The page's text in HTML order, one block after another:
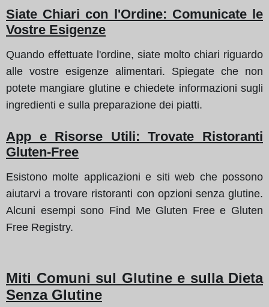
Siate Chiari con l'Ordine: Comunicate le
Vostre Esigenze
Quando effettuate l'ordine, siate molto chiari riguardo
alle vostre esigenze alimentari. Spiegate che non
potete mangiare glutine e chiedete informazioni sugli
ingredienti e sulla preparazione dei piatti.
App e Risorse Utili: Trovate Ristoranti
Gluten-Free
Esistono molte applicazioni e siti web che possono
aiutarvi a trovare ristoranti con opzioni senza glutine.
Alcuni esempi sono Find Me Gluten Free e Gluten
Free Registry.
Miti Comuni sul Glutine e sulla Dieta
Senza Glutine